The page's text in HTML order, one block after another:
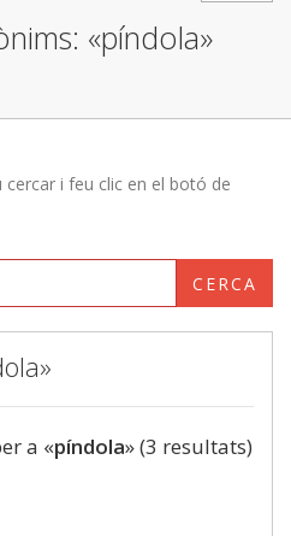
«píndola»
i feu clic en el botó de
CERCA
a «píndola» (3 resultats)